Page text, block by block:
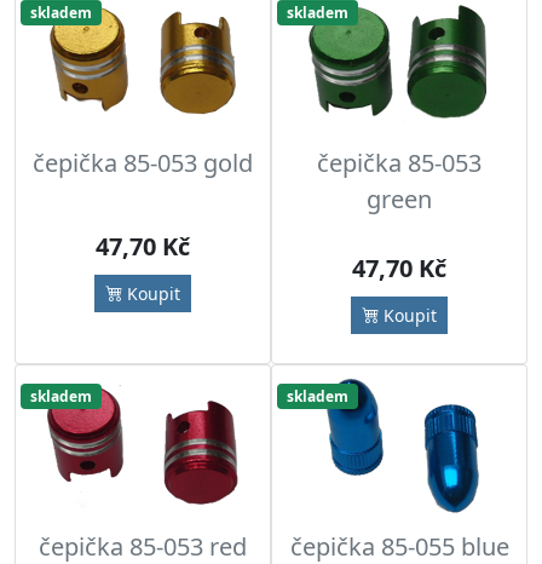
skladem
čepička 85-053 gold
47,70 Kč
Koupit
skladem
čepička 85-053
green
47,70 Kč
Koupit
skladem
čepička 85-053 red
skladem
čepička 85-055 blue